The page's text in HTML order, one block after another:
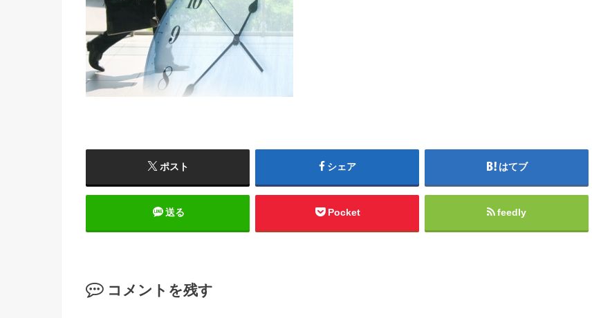
ポスト シェア はてブ
送る Pocket feedly
コメントを残す